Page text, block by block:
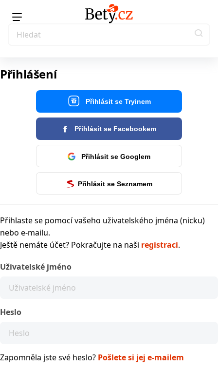
Přihlášení
Přihlásit se Tryinem
Přihlásit se Facebookem
Přihlásit se Googlem
Přihlásit se Seznamem
Přihlaste se pomocí vašeho uživatelského jména (nicku)
nebo e-mailu.
Ještě nemáte účet? Pokračujte na naši registraci.
Uživatelské jméno
Heslo
Zapomněla jste své heslo? Pošlete si jej e-mailem